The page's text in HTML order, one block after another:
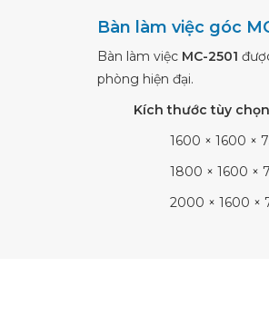
Bàn làm việc góc
Bàn làm việc MC-2501
phòng hiện đại.
Kích thước tùy chọn
1600 × 1600 ×
1800 × 1600 ×
2000 × 1600 ×